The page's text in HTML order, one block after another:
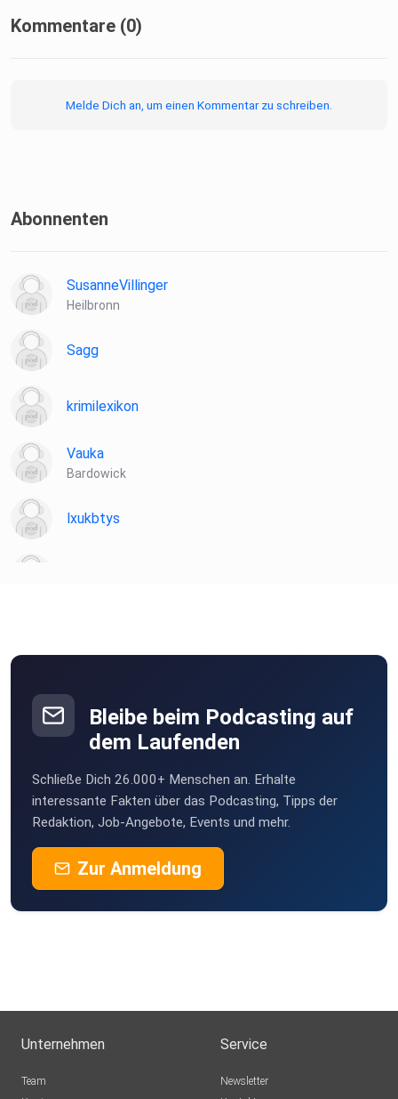
Kommentare (0)
Melde Dich an, um einen Kommentar zu schreiben.
Abonnenten
SusanneVillinger
Heilbronn
Sagg
krimilexikon
Vauka
Bardowick
lxukbtys
Muster
sonne1000-iN0B
Bleibe beim Podcasting auf
dem Laufenden
Schließe Dich 26.000+ Menschen an. Erhalte
interessante Fakten über das Podcasting, Tipps der
Redaktion, Job-Angebote, Events und mehr.
Zur Anmeldung
Unternehmen
Team
Service
Newsletter